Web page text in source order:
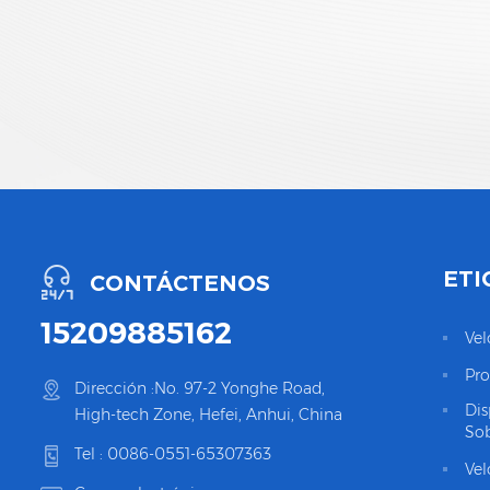
CONTÁCTENOS
15209885162
Dirección :No. 97-2 Yonghe Road,
High-tech Zone, Hefei, Anhui, China
Tel : 0086-0551-65307363